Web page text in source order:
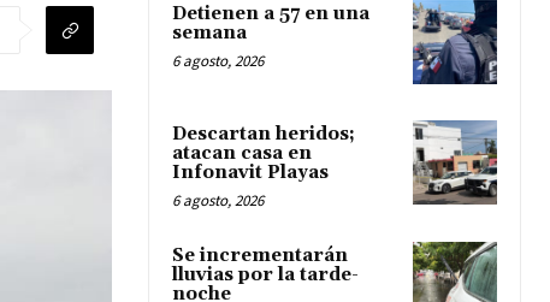
Detienen a 57 en una
semana
6 agosto, 2026
Descartan heridos;
atacan casa en
Infonavit Playas
6 agosto, 2026
Se incrementarán
lluvias por la tarde-
noche